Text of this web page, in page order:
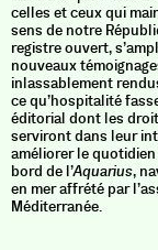
celles et ceux qui
sens de notre
registre ouvert,
nouveaux
inlassablement
ce qu’hospitalité
éditorial dont les
serviront dans leur
améliorer le
bord de l’Aquarius,
en mer affrété par
Méditerranée.